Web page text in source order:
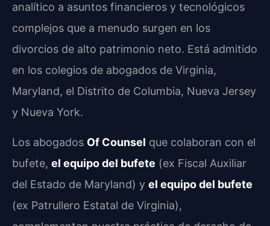
analítico a asuntos financieros y tecnológicos
complejos que a menudo surgen en los
divorcios de alto patrimonio neto. Está admitido
en los colegios de abogados de Virginia,
Maryland, el Distrito de Columbia, Nueva Jersey
y Nueva York.
Los abogados Of Counsel que colaboran con el
bufete, el equipo del bufete (ex Fiscal Auxiliar
del Estado de Maryland) y el equipo del bufete
(ex Patrullero Estatal de Virginia),